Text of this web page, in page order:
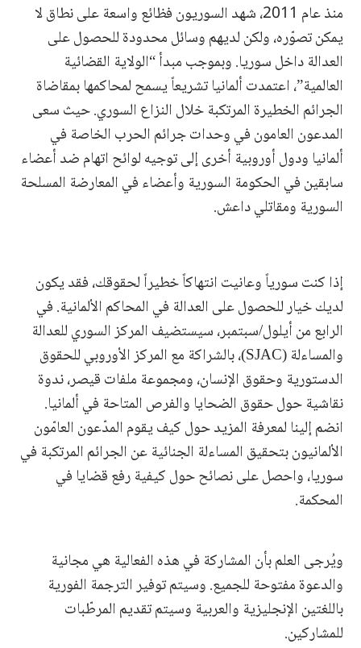
منذ عام 2011، شهد السوريون فظائع واسعة على نطاق لا
يمكن تصوّره، ولكن لديهم وسائل محدودة للحصول على
العدالة داخل سوريا. وبموجب مبدأ “الولاية القضائية
العالمية”، اعتمدت ألمانيا تشريعاً يسمح لمحاكمها بمقاضاة
الجرائم الخطيرة المرتكبة خلال النزاع السوري. حيث سعى
المدعون العامون في وحدات جرائم الحرب الخاصة في
ألمانيا ودول أوروبية أخرى إلى توجيه لوائح اتهام ضد أعضاء
سابقين في الحكومة السورية وأعضاء في المعارضة المسلحة
السورية ومقاتلي داعش.
إذا كنت سورياً وعانيت انتهاكاً خطيراً لحقوقك، فقد يكون
لديك خيار للحصول على العدالة في المحاكم الألمانية. في
الرابع من أيلول/سبتمبر، سيستضيف المركز السوري للعدالة
والمساءلة (SJAC)، بالشراكة مع المركز الأوروبي للحقوق
الدستورية وحقوق الإنسان، ومجموعة ملفات قيصر، ندوة
نقاشية حول حقوق الضحايا والفرص المتاحة في ألمانيا.
انضم إلينا لمعرفة المزيد حول كيف يقوم المدّعون العامّون
الألمانيون بتحقيق المساءلة الجنائية عن الجرائم المرتكبة في
سوريا، واحصل على نصائح حول كيفية رفع قضايا في
المحكمة.
ويُرجى العلم بأن المشاركة في هذه الفعالية هي مجانية
والدعوة مفتوحة للجميع. وسيتم توفير الترجمة الفورية
باللغتين الإنجليزية والعربية وسيتم تقديم المرطّبات
للمشاركين.